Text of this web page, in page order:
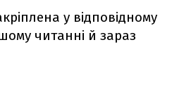
у відповідному
читанні й зараз